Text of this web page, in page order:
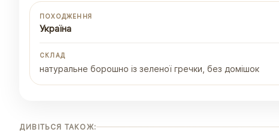
ПОХОДЖЕННЯ
Україна
СКЛАД
натуральне борошно із зеленої гречки, без домішок
ДИВІТЬСЯ ТАКОЖ: